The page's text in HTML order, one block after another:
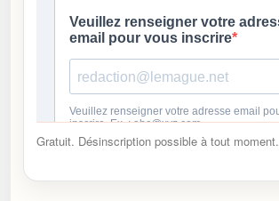
Gratuit. Désinscription possible à tout moment.